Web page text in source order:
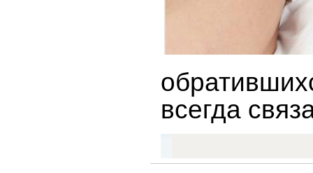
всегда